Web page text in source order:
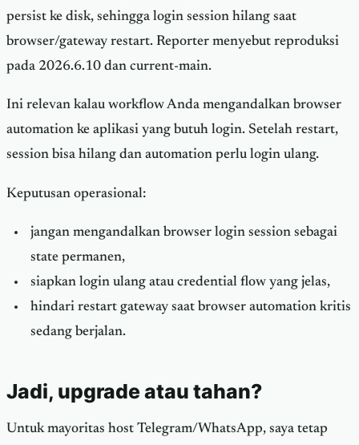
persist ke disk, sehingga login session hilang saat
browser/gateway restart. Reporter menyebut reproduksi
pada 2026.6.10 dan current-main.
Ini relevan kalau workflow Anda mengandalkan browser
automation ke aplikasi yang butuh login. Setelah restart,
session bisa hilang dan automation perlu login ulang.
Keputusan operasional:
jangan mengandalkan browser login session sebagai
state permanen,
siapkan login ulang atau credential flow yang jelas,
hindari restart gateway saat browser automation kritis
sedang berjalan.
Jadi, upgrade atau tahan?
Untuk mayoritas host Telegram/WhatsApp, saya tetap